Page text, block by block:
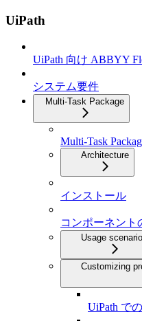
UiPath
UiPath 向け ABBYY
システム要件
Multi-Task Package
Multi-Task
Architecture
インストール
コンポーネント
Usage
Customizing
UiPath で